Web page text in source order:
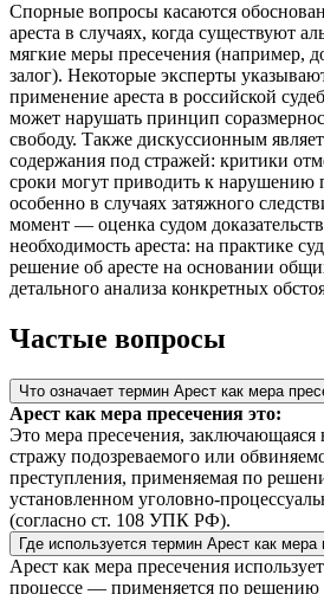
Спорные вопросы касаются
ареста в случаях, когда существуют
мягкие меры пресечения (например,
залог). Некоторые эксперты
применение ареста в российской
может нарушать принцип
свободу. Также дискуссионным
содержания под стражей: критики
сроки могут приводить к нарушению
особенно в случаях затяжного
момент — оценка судом
необходимость ареста: на практике
решение об аресте на основании
детального анализа конкретных
Частые вопросы
Что означает термин Арест как мера
Арест как мера пресечения это:
Это мера пресечения, заключающаяся
стражу подозреваемого или
преступления, применяемая по
установленном уголовно-
(согласно ст. 108 УПК РФ).
Где используется термин Арест как мера
Арест как мера пресечения
процессе — применяется по решению